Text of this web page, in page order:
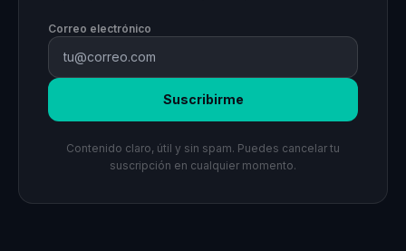
Correo electrónico
Suscribirme
Contenido claro, útil y sin spam. Puedes cancelar tu
suscripción en cualquier momento.